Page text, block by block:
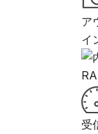
ア
イ
受